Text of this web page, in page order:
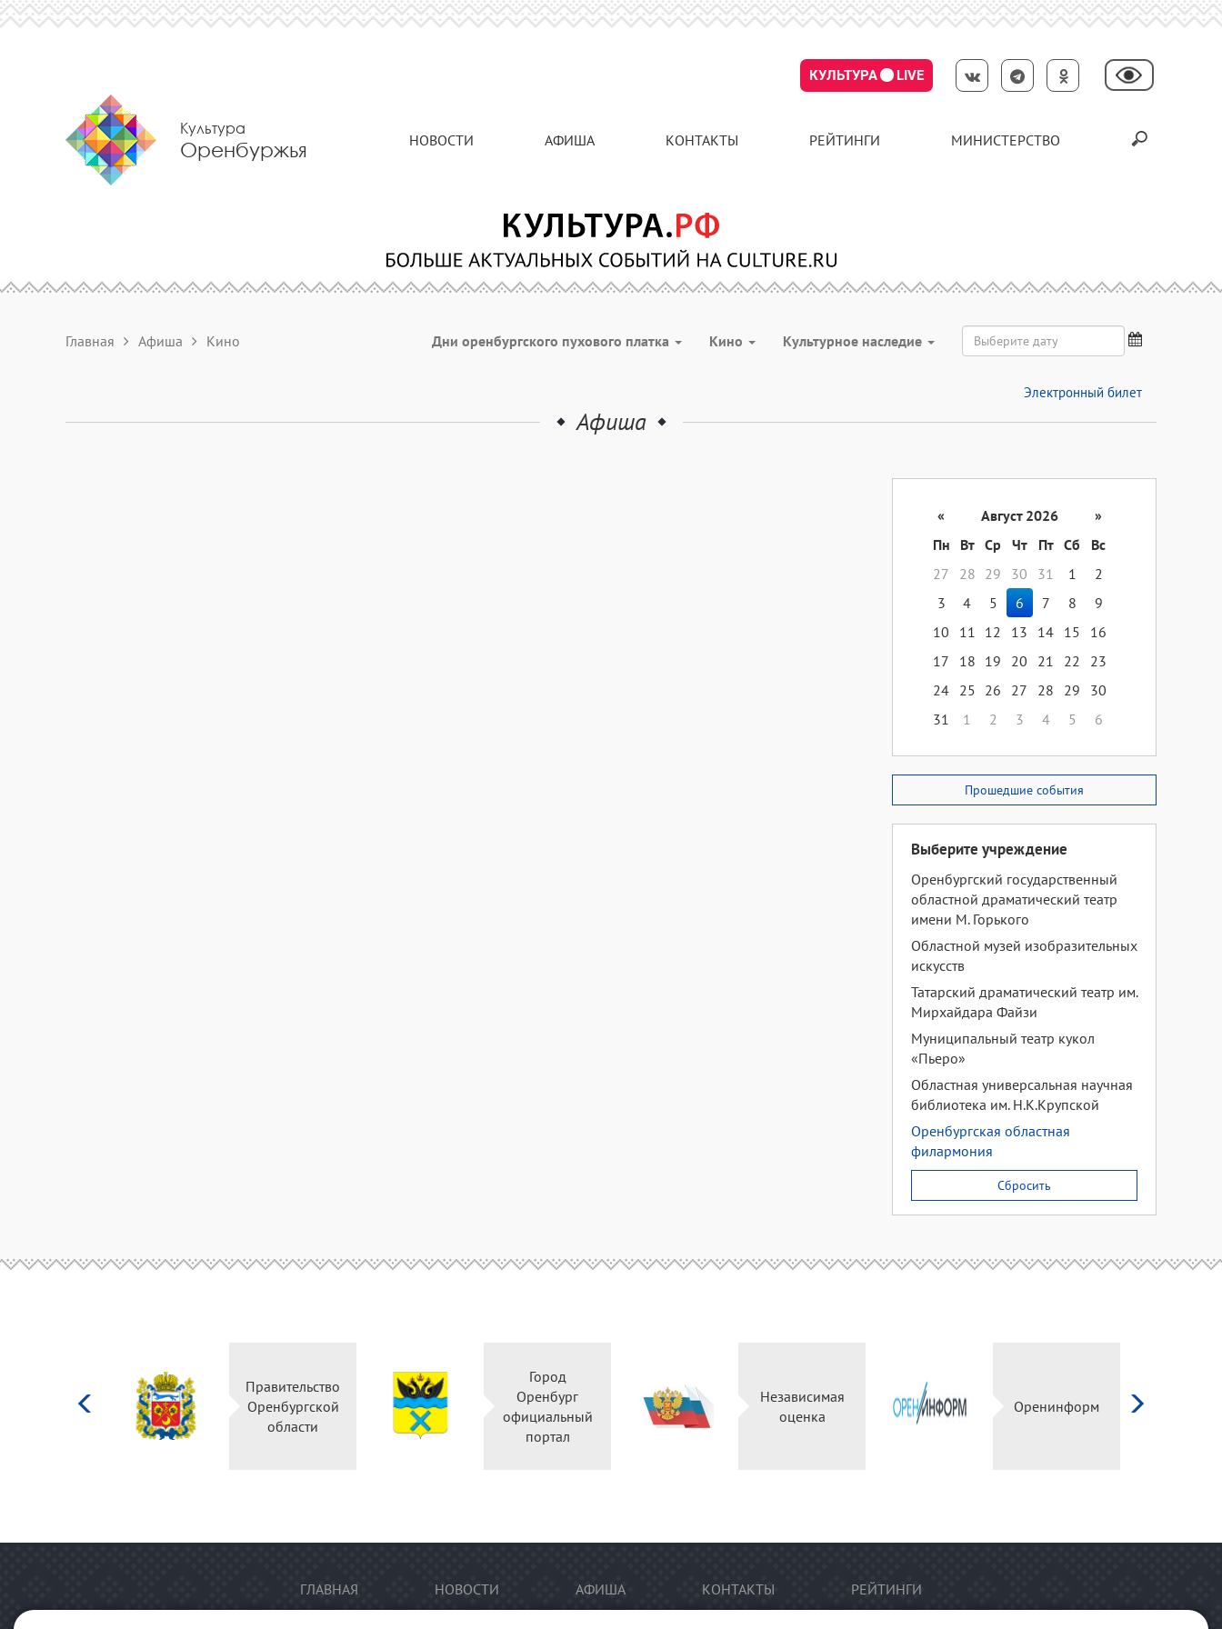
КУЛЬТУРА LIVE
Культура
Оренбуржья НОВОСТИ АФИША КОНТАКТЫ РЕЙТИНГИ МИНИСТЕРСТВО
Главная Афиша Кино Дни оренбургского пухового платка Кино Культурное наследие
Электронный билет
Афиша
« Август 2026
»
Пн
Вт Ср Чт Пт Сб
Вс
27
28 29 30 31 1
2
3
4 5 6 7 8
9
10
11 12 13 14 15
16
17
18 19 20 21 22
23
24 25 26 27 28 29
30
31
1 2 3 4 5 6
Прошедшие события
Выберите учреждение
Оренбургский государственный
областной драматический театр
имени М. Горького
Областной музей изобразительных
искусств
Татарский драматический театр им.
Мирхайдара Файзи
Муниципальный театр кукол
«Пьеро»
Областная универсальная научная
библиотека им. Н.К.Крупской
Оренбургская областная
филармония
Сбросить
Правительство
Оренбургской
области
Город
Оренбург
официальный
портал
Независимая
оценка
Оренинформ
ГЛАВНАЯ НОВОСТИ АФИША КОНТАКТЫ РЕЙТИНГИ